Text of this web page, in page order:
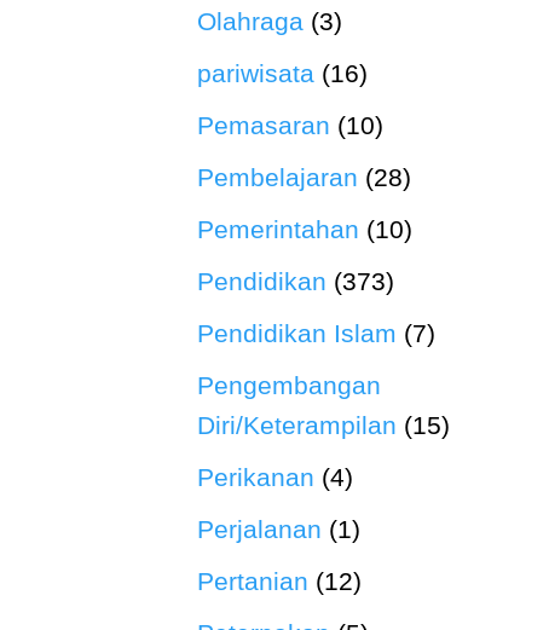
Olahraga (3)
pariwisata (16)
Pemasaran (10)
Pembelajaran (28)
Pemerintahan (10)
Pendidikan (373)
Pendidikan Islam (7)
Pengembangan
Diri/Keterampilan (15)
Perikanan (4)
Perjalanan (1)
Pertanian (12)